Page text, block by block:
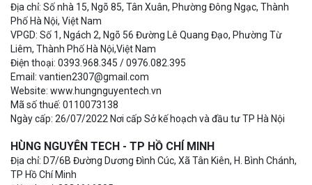
Địa chỉ: Số nhà 15, Ngõ 85, Tân Xuân, Phường Đông Ngạc, Thành
Phố Hà Nội, Việt Nam
VPGD: Số 1, Ngách 2, Ngõ 56 Đường Lê Quang Đạo, Phường Từ
Liêm, Thành Phố Hà Nội,Việt Nam
Điện thoại: 0393.968.345 / 0976.082.395
Email: vantien2307@gmail.com
Website: www.hungnguyentech.vn
Mã số thuế: 0110073138
Ngày cấp: 26/07/2022 Nơi cấp Sở kế hoạch và đầu tư TP Hà Nội
HÙNG NGUYÊN TECH - TP HỒ CHÍ MINH
Địa chỉ: D7/6B Đường Dương Đình Cúc, Xã Tân Kiên, H. Bình Chánh,
TP Hồ Chí Minh